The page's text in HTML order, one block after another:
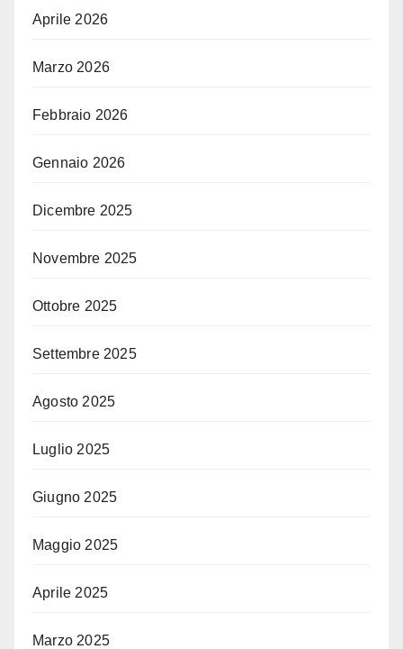
Aprile 2026
Marzo 2026
Febbraio 2026
Gennaio 2026
Dicembre 2025
Novembre 2025
Ottobre 2025
Settembre 2025
Agosto 2025
Luglio 2025
Giugno 2025
Maggio 2025
Aprile 2025
Marzo 2025